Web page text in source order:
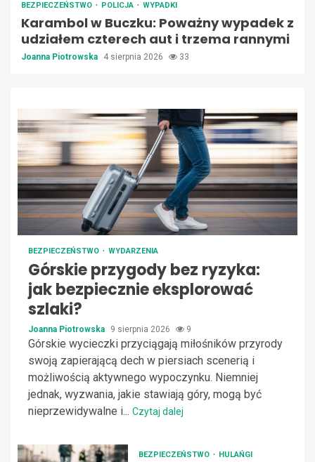
BEZPIECZEŃSTWO POLICJA WYPADKI
Karambol w Buczku: Poważny wypadek z
udziałem czterech aut i trzema rannymi
Joanna Piotrowska 4 sierpnia 2026 33
BEZPIECZEŃSTWO WYDARZENIA
Górskie przygody bez ryzyka:
jak bezpiecznie eksplorować
szlaki?
Joanna Piotrowska 9 sierpnia 2026 9
Górskie wycieczki przyciągają miłośników przyrody
swoją zapierającą dech w piersiach scenerią i
możliwością aktywnego wypoczynku. Niemniej
jednak, wyzwania, jakie stawiają góry, mogą być
nieprzewidywalne i... Czytaj dalej
BEZPIECZEŃSTWO HULAŃGI